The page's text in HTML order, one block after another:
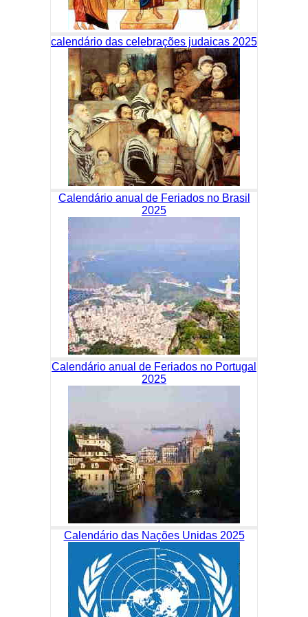
calendário das celebrações judaicas 2025
Calendário anual de Feriados no Brasil
2025
Calendário anual de Feriados no Portugal
2025
Calendário das Nações Unidas 2025